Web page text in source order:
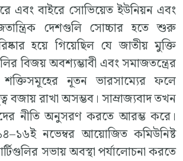
এবং বাইরে সোভিয়েত ইউনিয়ন এবং
দেশগুলি সোচ্চার হতে শুরু
হয়ে গিয়েছিল যে জাতীয় মুক্তি
বিজয় অবশ্যম্ভাবী এবং সমাজতন্ত্রের
শক্তিসমূহের নূতন ভারসাম্যের ফলে
বজায় রাখা অসম্ভব। সাম্রাজ্যবাদ তখন
নীতি অনুসরণ করতে আরম্ভ করে।
নভেম্বর আয়োজিত কমিউনিষ্ট
সভায় অবস্থা পর্যালোচনা করতে